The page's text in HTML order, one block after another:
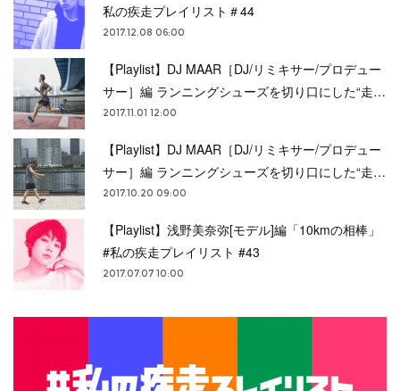
私の疾走プレイリスト＃44
2017.12.08 06:00
【Playlist】DJ MAAR［DJ/リミキサー/プロデュー
サー］編 ランニングシューズを切り口にした“走…
2017.11.01 12:00
【Playlist】DJ MAAR［DJ/リミキサー/プロデュー
サー］編 ランニングシューズを切り口にした“走…
2017.10.20 09:00
【Playlist】浅野美奈弥[モデル]編「10kmの相棒」
#私の疾走プレイリスト #43
2017.07.07 10:00